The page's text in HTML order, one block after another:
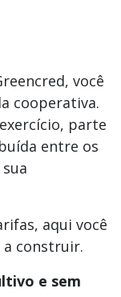
você
cooperativa.
parte
entre os
aqui você
construir.
e sem